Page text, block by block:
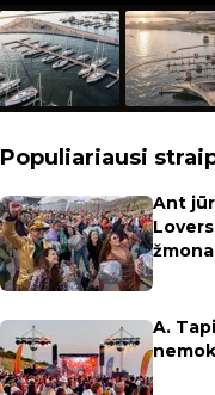
Populiariausi
Ant
A.